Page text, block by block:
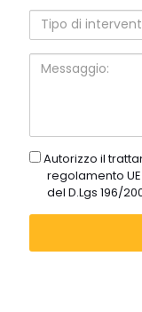
Tipo
intervento:
Messaggio:
gdprAutorizzo il
regolamento
del D.Lgs 196/